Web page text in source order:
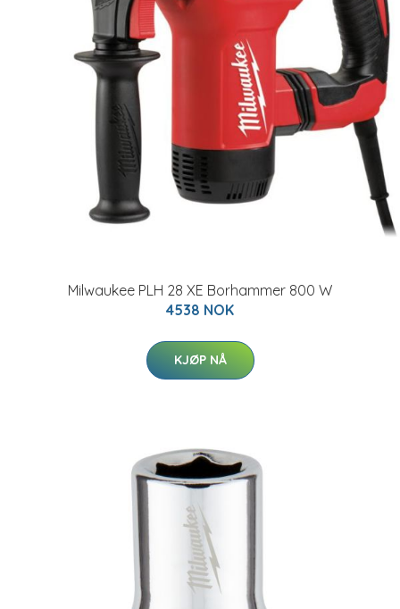
Milwaukee PLH 28 XE Borhammer 800 W
4538 NOK
KJØP NÅ